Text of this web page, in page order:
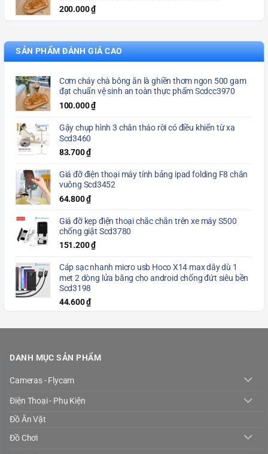
200.000₫
SẢN PHẨM ĐÁNH GIÁ CAO
Cơm cháy chà bông ăn là ghiền thơm ngon 500 gam
đạt chuẩn vệ sinh an toàn thực phẩm Scdcc3970
100.000₫
Gậy chụp hình 3 chân tháo rời có điều khiển từ xa
Scd3460
83.700₫
Giá đỡ điện thoại máy tính bảng ipad folding F8 chân
vuông Scd3452
64.800₫
Giá đỡ kẹp điện thoại chắc chắn trên xe máy S500
chống giật Scd3780
151.200₫
Cáp sạc nhanh micro usb Hoco X14 max dây dù 1
met 2 dòng lửa băng cho android chống đứt siêu bền
Scd3198
44.600₫
DANH MỤC SẢN PHẨM
Cameras - Flycam
Điện Thoại - Phụ Kiện
Đồ Ăn Vặt
Đồ Chơi